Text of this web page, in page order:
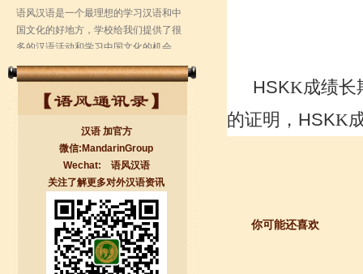
无锡语风汉语学校Jessie
我学习汉语已经八年了,我能听明白别人
说汉语,但是我自己说汉语却觉得说不出
口。我现在在语风汉语无锡校学习，每
汉语 加官方
微信:MandarinGroup
Wechat: 语风汉语
关注了解更多对外汉语资讯
HSKK成绩长
的证明， HSKK
你可能还喜欢